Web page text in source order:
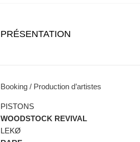
PRÉSENTATION
Booking / Production d’artistes
PISTONS
WOODSTOCK REVIVAL
LEKØ